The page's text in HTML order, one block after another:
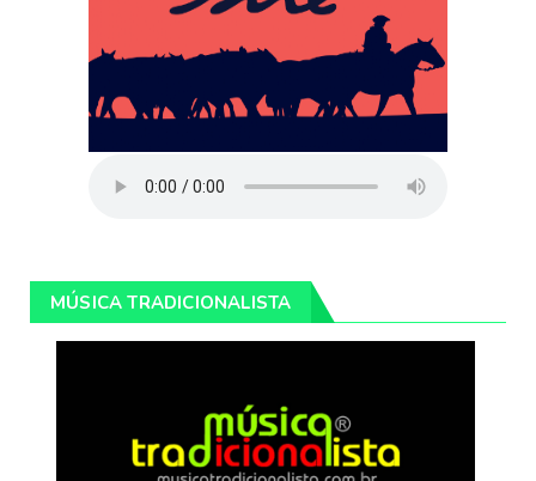
MÚSICA TRADICIONALISTA